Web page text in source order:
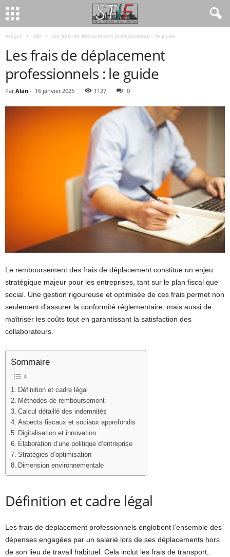
Accueil Info Les frais de déplacement professionnels : le guide
Les frais de déplacement
professionnels : le guide
Par Alan - 16 janvier 2025 1127 0
Le remboursement des frais de déplacement constitue un enjeu
stratégique majeur pour les entreprises, tant sur le plan fiscal que
social. Une gestion rigoureuse et optimisée de ces frais permet non
seulement d’assurer la conformité réglementaire, mais aussi de
maîtriser les coûts tout en garantissant la satisfaction des
collaborateurs.
Sommaire
Définition et cadre légal
Méthodes de remboursement
Calcul détaillé des indemnités
Aspects fiscaux et sociaux approfondis
Digitalisation et innovation
Élaboration d’une politique d’entreprise
Stratégies d’optimisation
Dimension environnementale
Définition et cadre légal
Les frais de déplacement professionnels englobent l’ensemble des
dépenses engagées par un salarié lors de ses déplacements hors
de son lieu de travail habituel. Cela inclut les frais de transport,